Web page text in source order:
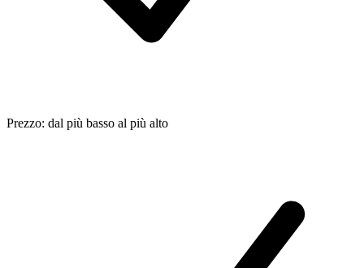
Prezzo: dal più basso al più alto